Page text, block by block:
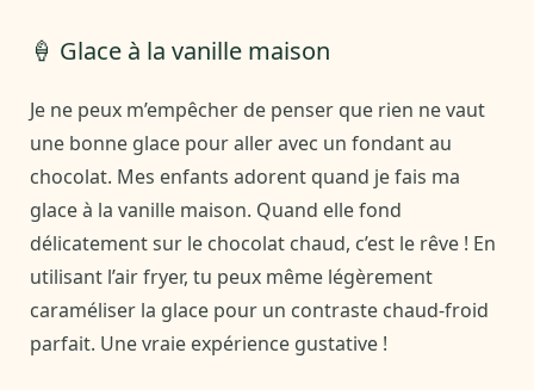
🍦 Glace à la vanille maison
Je ne peux m’empêcher de penser que rien ne vaut
une bonne glace pour aller avec un fondant au
chocolat. Mes enfants adorent quand je fais ma
glace à la vanille maison. Quand elle fond
délicatement sur le chocolat chaud, c’est le rêve ! En
utilisant l’air fryer, tu peux même légèrement
caraméliser la glace pour un contraste chaud-froid
parfait. Une vraie expérience gustative !